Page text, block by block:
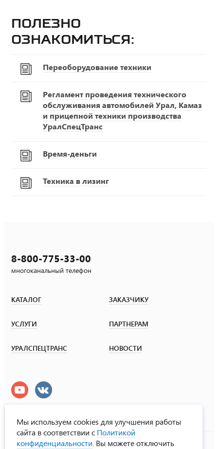
Полезно
ознакомиться:
Переоборудование техники
Регламент проведения технического
обслуживания автомобилей Урал, Камаз
и прицепной техники производства
УралСпецТранс
Время-деньги
Техника в лизинг
8-800-775-33-00
многоканальный телефон
КАТАЛОГ ЗАКАЗЧИКУ
УСЛУГИ ПАРТНЕРАМ
УРАЛСПЕЦТРАНС НОВОСТИ
УралСпецТранс
Мы используем cookies для улучшения работы
сайта в соответствии с Политикой
конфиденциальности . Вы можете отключить